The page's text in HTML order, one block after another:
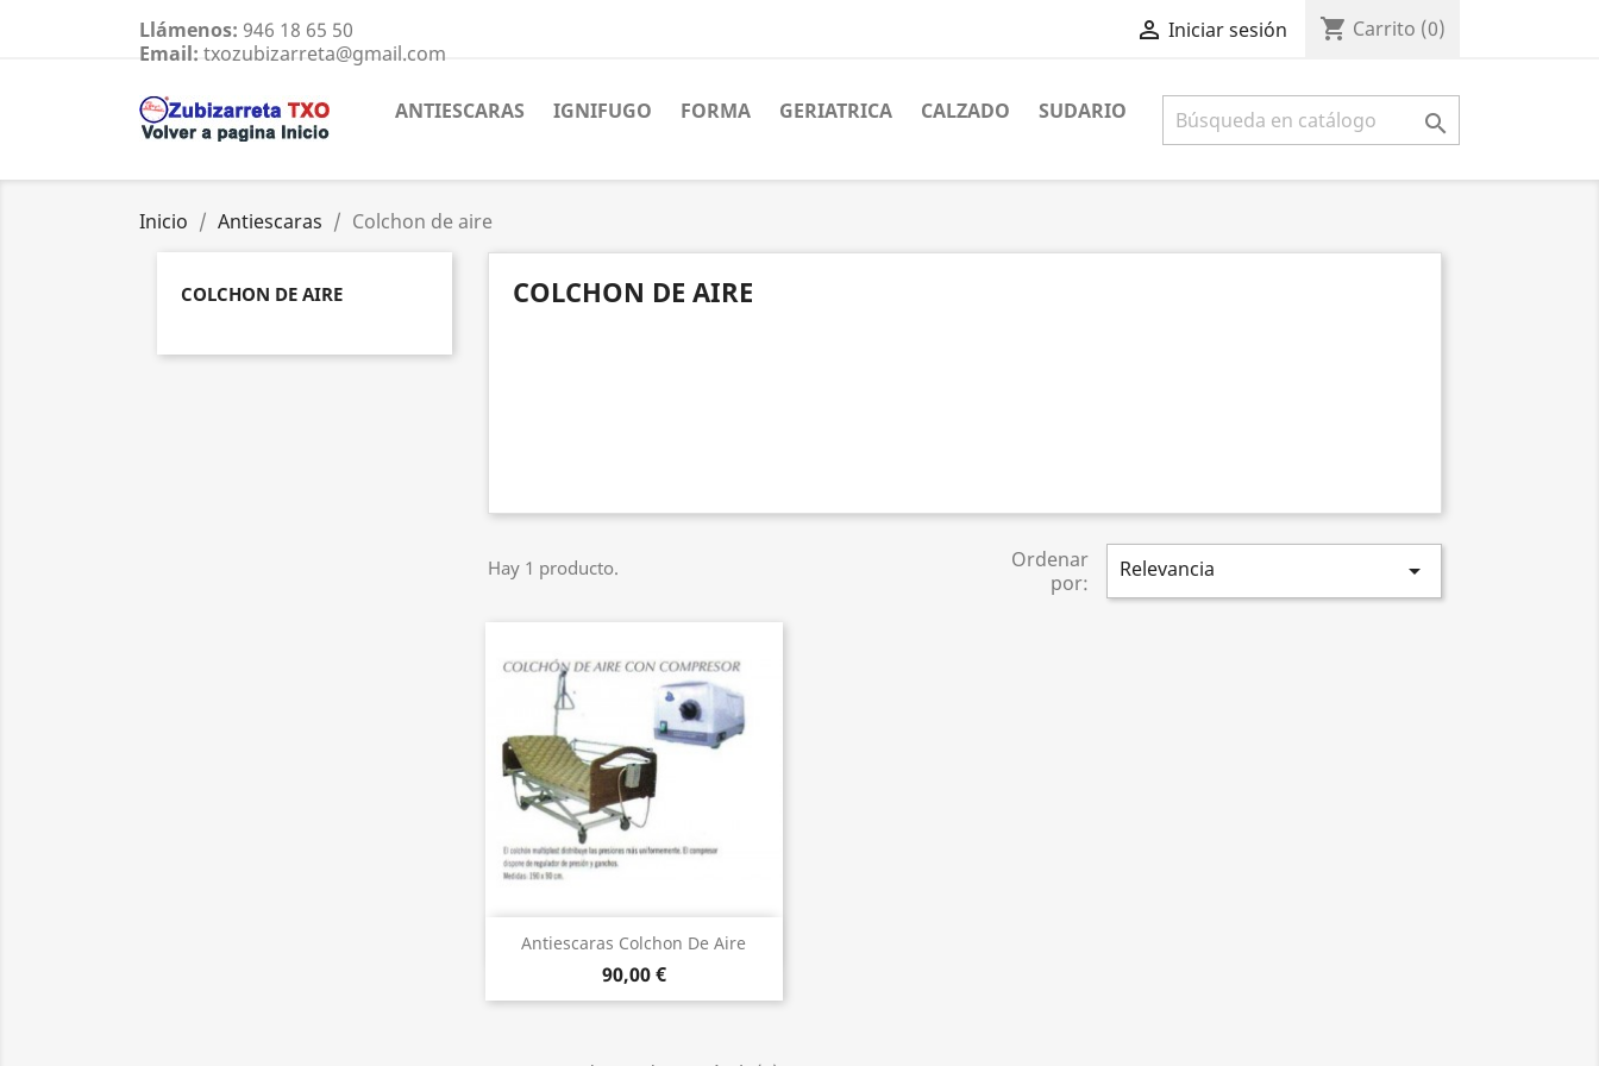
Llámenos: 946 18 65 50
Email: txozubizarreta@gmail.com
 Iniciar sesión shopping_cart Carrito (0)
ANTIESCARAS IGNIFUGO FORMA GERIATRICA CALZADO SUDARIO 
Inicio Antiescaras Colchon de aire
COLCHON DE AIRE COLCHON DE AIRE
Hay 1 producto.
Ordenar
por:
Relevancia 
Antiescaras Colchon De Aire
90,00 €
Vista rápida